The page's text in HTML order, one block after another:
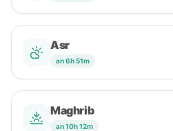
Asr
an 6h 51m
Maghrib
an 10h 12m